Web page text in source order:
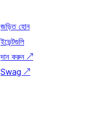
জড়িত হোন
ইভেন্টগুলি
দান করুন ↗
Swag ↗